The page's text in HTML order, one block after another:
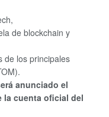
de blockchain y
de los principales
anunciado el
la cuenta oficial del